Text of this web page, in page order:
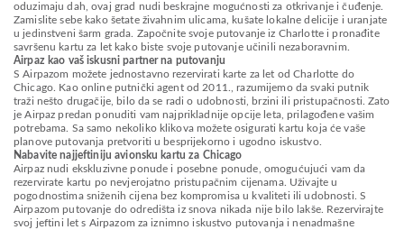
oduzimaju dah, ovaj grad nudi beskrajne mogućnosti za otkrivanje i čuđenje.
Zamislite sebe kako šetate živahnim ulicama, kušate lokalne delicije i uranjate
u jedinstveni šarm grada. Započnite svoje putovanje iz Charlotte i pronađite
savršenu kartu za let kako biste svoje putovanje učinili nezaboravnim.
Airpaz kao vaš iskusni partner na putovanju
S Airpazom možete jednostavno rezervirati karte za let od Charlotte do
Chicago. Kao online putnički agent od 2011., razumijemo da svaki putnik
traži nešto drugačije, bilo da se radi o udobnosti, brzini ili pristupačnosti. Zato
je Airpaz predan ponuditi vam najprikladnije opcije leta, prilagođene vašim
potrebama. Sa samo nekoliko klikova možete osigurati kartu koja će vaše
planove putovanja pretvoriti u besprijekorno i ugodno iskustvo.
Nabavite najjeftiniju avionsku kartu za Chicago
Airpaz nudi ekskluzivne ponude i posebne ponude, omogućujući vam da
rezervirate kartu po nevjerojatno pristupačnim cijenama. Uživajte u
pogodnostima sniženih cijena bez kompromisa u kvaliteti ili udobnosti. S
Airpazom putovanje do odredišta iz snova nikada nije bilo lakše. Rezervirajte
svoj jeftini let s Airpazom za iznimno iskustvo putovanja i nenadmašne